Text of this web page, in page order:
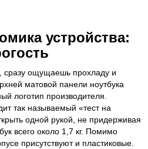
устройства:
сразу ощущаешь прохладу и
матовой панели ноутбука
логотип производителя.
так называемый «тест на
одной рукой, не придерживая
всего около 1,7 кг. Помимо
присутствуют и пластиковые.